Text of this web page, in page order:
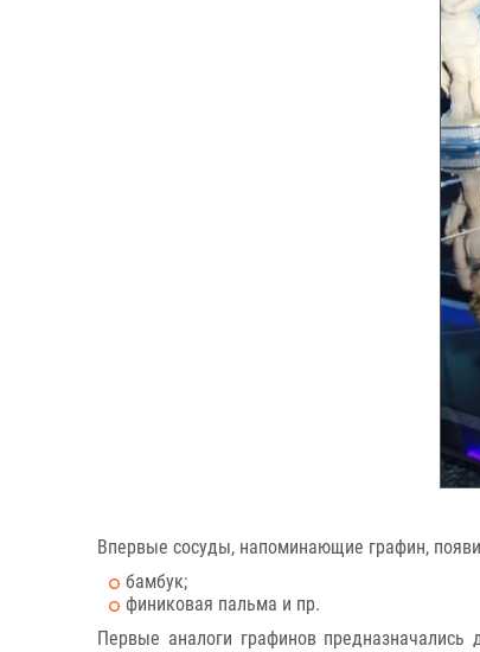
Впервые сосуды, напоминающие графин,
бамбук;
финиковая пальма и пр.
Первые аналоги графинов предназначались